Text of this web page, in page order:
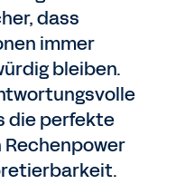
dass
immer
bleiben.
die perfekte
Rechenpower